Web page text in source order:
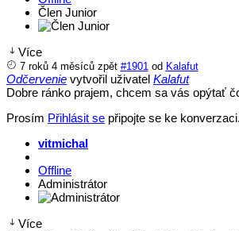
Člen Junior
Více
7 roků 4 měsíců zpět #1901 od Kalafut
Odčervenie vytvořil uživatel Kalafut
Dobre ránko prajem, chcem sa vás opýtať
Prosím Přihlásit se připojte se ke konverzaci.
vitmichal
Offline
Administrátor
Více